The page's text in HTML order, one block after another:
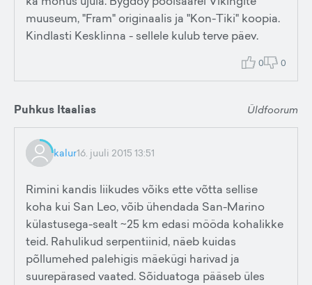
muuseum, "Fram" originaalis ja "Kon-Tiki" koopia.
Kindlasti Kesklinna - sellele kulub terve päev.
0 0
Puhkus Itaalias Üldfoorum
kalur16. juuli 2015 13:51
Rimini kandis liikudes võiks ette võtta sellise
koha kui San Leo, võib ühendada San-Marino
külastusega-sealt ~25 km edasi mööda kohalikke
teid. Rahulikud serpentiinid, näeb kuidas
põllumehed palehigis mäekügi harivad ja
suurepärased vaated. Sõiduatoga pääseb üles